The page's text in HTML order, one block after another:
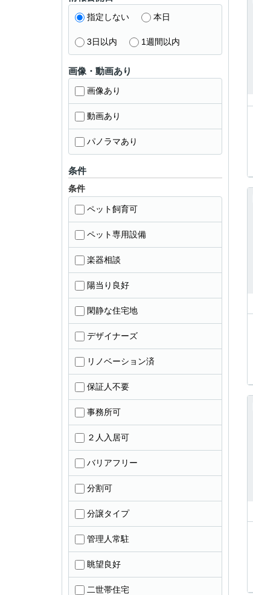
指定しない 本日
3日以内 1週間以内
画像・動画あり
画像あり
動画あり
パノラマあり
条件
条件
ペット飼育可
ペット専用設備
楽器相談
陽当り良好
閑静な住宅地
デザイナーズ
リノベーション済
保証人不要
事務所可
２人入居可
バリアフリー
分割可
分譲タイプ
管理人常駐
眺望良好
二世帯住宅